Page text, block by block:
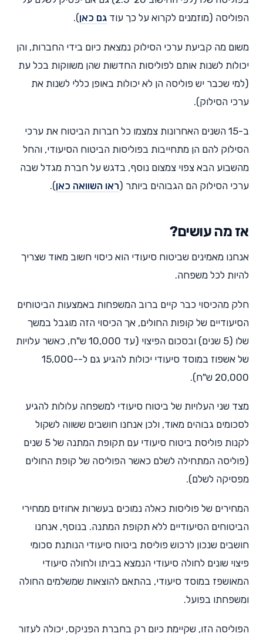
הפוליסה (מוזמנים לקרוא על כך עוד גם כאן).
משום מה קביעת ערכי הסילוק נמצאת כיום בידי החברות, והן
יכולות לשנות אותם לפוליסות החדשות שהן משווקות בכל עת
(למי שכבר יש פוליסה הן לא יכולות באופן כללי לשנות את
ערכי הסילוק).
ב-15 השנים האחרונות צמצמו כל חברות הביטוח את ערכי
הסילוק להם הן מתחייבות בפוליסות הביטוח הסיעודי, והחל
מהשבוע הבא צפוי צמצום נוסף, בדגש על חברת מגדל שבה
ערכי הסילוק הם הגבוהים ביותר (ראו השוואה כאן).
אז מה עושים?
אנחנו מאמינים שביטוח סיעודי הוא כיסוי חשוב מאוד שצריך
להיות לכל משפחה.
חלק מהכיסוי כבר קיים ברוב המשפחות באמצעות הביטוחים
הסיעודיים של קופות החולים, אך הכיסוי הזה מוגבל במשך
שלו (5 שנים) ובסכום הפיצוי (עד 10,000 ש"ח, כאשר עלויות
של אשפוז במוסד סיעודי יכולות להגיע גם ל-15,000-
20,000 ש"ח).
מצד שני העלויות של ביטוח סיעודי למשפחה עלולות להגיע
לסכומים גבוהים מאוד, ולכן אנחנו חושבים ששווה לשקול
לקנות פוליסת ביטוח סיעודי עם תקופת המתנה של 5 שנים
(פוליסה המתחילה לשלם כאשר הפוליסה של קופת החולים
מפסיקה לשלם).
המחירים של פוליסות כאלה נמוכים בעשרות אחוזים ממחירי
הביטוחים הסיעודיים ללא תקופת המתנה. בנוסף, אנחנו
חושבים שנכון לרכוש פוליסת ביטוח סיעודי הנותנת סכומי
פיצוי שונים לחולה סיעודי הנמצא בביתו ולחולה סיעודי
המאושפז במוסד סיעודי, בהתאם להוצאות שמשלמים החולה
ומשפחתו בפועל.
הפוליסה הזו, שקיימת כיום רק בחברת הפניקס, יכולה לעזור